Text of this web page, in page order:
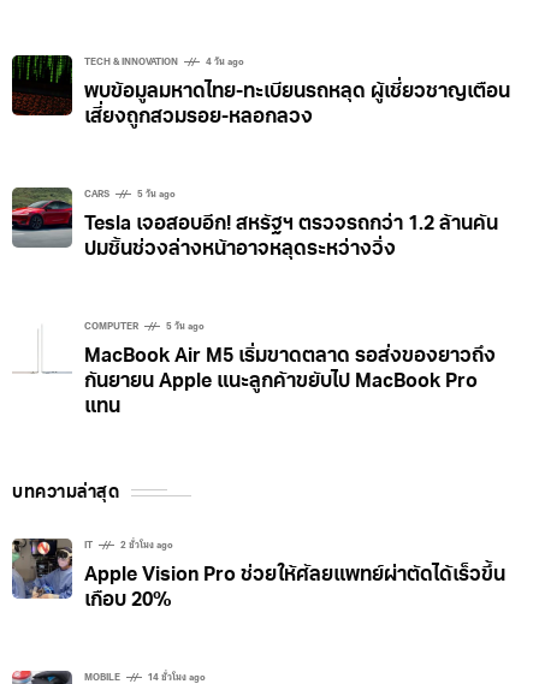
TECH & INNOVATION 4 วัน ago
พบข้อมูลมหาดไทย-ทะเบียนรถหลุด ผู้เชี่ยวชาญเตือน
เสี่ยงถูกสวมรอย-หลอกลวง
CARS 5 วัน ago
Tesla เจอสอบอีก! สหรัฐฯ ตรวจรถกว่า 1.2 ล้านคัน
ปมชิ้นช่วงล่างหน้าอาจหลุดระหว่างวิ่ง
COMPUTER 5 วัน ago
MacBook Air M5 เริ่มขาดตลาด รอส่งของยาวถึง
กันยายน Apple แนะลูกค้าขยับไป MacBook Pro
แทน
บทความล่าสุด
IT 2 ชั่วโมง ago
Apple Vision Pro ช่วยให้ศัลยแพทย์ผ่าตัดได้เร็วขึ้น
เกือบ 20%
MOBILE 14 ชั่วโมง ago